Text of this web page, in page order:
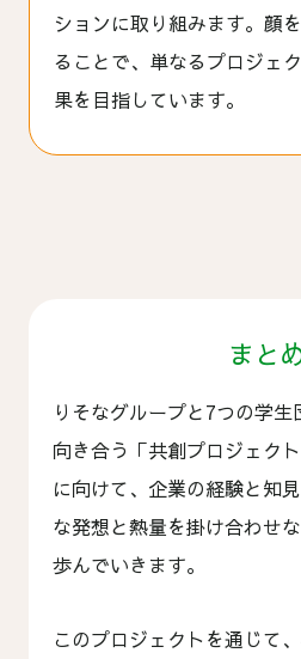
ションに取り組みます。顔
ることで、単なるプロジェ
果を目指しています。
まと
りそなグループと7つの学
向き合う「共創プロジェク
に向けて、企業の経験と知
な発想と熱量を掛け合わせ
歩んでいきます。
このプロジェクトを通じて